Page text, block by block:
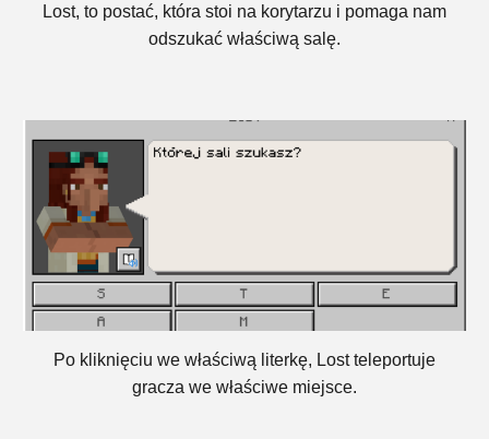
Lost, to postać, która stoi na korytarzu i pomaga nam
odszukać właściwą salę.
Po kliknięciu we właściwą literkę, Lost teleportuje
gracza we właściwe miejsce.